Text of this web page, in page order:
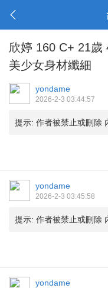
欣婷 160 C+ 21歲
美少女身材纖細
yondame
2026-2-3 03:44:57
提示: 作者被禁止或刪除
yondame
2026-2-3 03:45:58
提示: 作者被禁止或刪除
yondame